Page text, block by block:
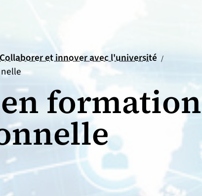
Collaborer et innover avec l'université /
formation